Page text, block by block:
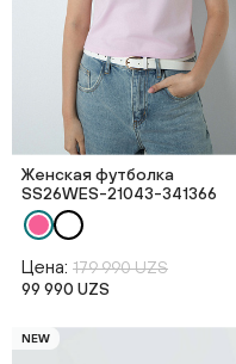
Женская футболка
SS26WES-21043-341366
Цена: 179 990 UZS
99 990 UZS
NEW